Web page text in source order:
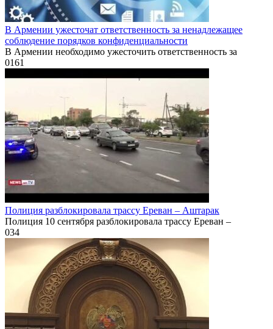
В Армении ужесточат ответственность за ненадлежащее
соблюдение порядков конфиденциальности
В Армении необходимо ужесточить ответственность за
0161
Полиция разблокировала трассу Ереван – Аштарак
Полиция 10 сентября разблокировала трассу Ереван –
034